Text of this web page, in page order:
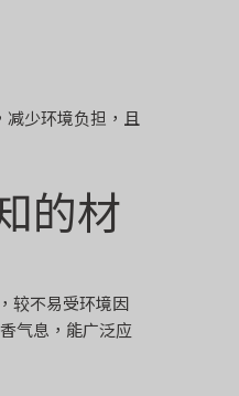
减少环境负担，且
的材
较不易受环境因
气息，能广泛应